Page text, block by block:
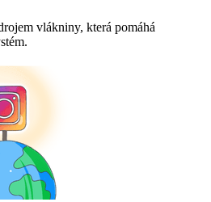
vlákniny, která pomáhá